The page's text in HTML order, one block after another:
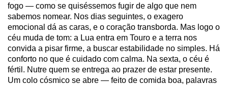
fogo — como se quiséssemos fugir de algo que nem
sabemos nomear. Nos dias seguintes, o exagero
emocional dá as caras, e o coração transborda. Mas logo o
céu muda de tom: a Lua entra em Touro e a terra nos
convida a pisar firme, a buscar estabilidade no simples. Há
conforto no que é cuidado com calma. Na sexta, o céu é
fértil. Nutre quem se entrega ao prazer de estar presente.
Um colo cósmico se abre — feito de comida boa, palavras